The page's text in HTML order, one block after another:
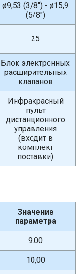
ø9,53 (3/8") - ø15,9
(5/8")
25
Блок электронных
расширительных
клапанов
Инфракрасный
пульт
дистанционного
управления
(входит в
комплект
поставки)
Значение
параметра
9,00
10,00